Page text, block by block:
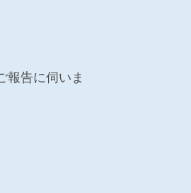
報告に伺いま